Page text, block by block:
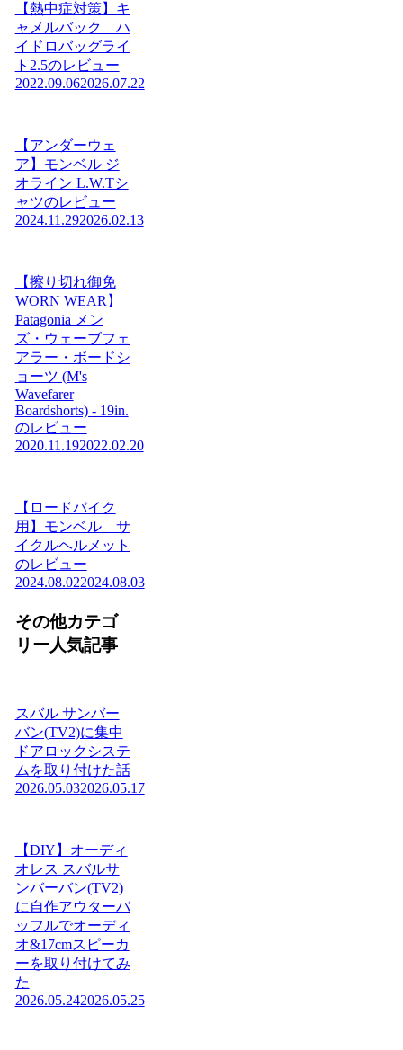
【熱中症対策】キ
ャメルバック ハ
イドロバッグライ
ト2.5のレビュー
2022.09.062026.07.22
【アンダーウェ
ア】モンベル ジ
オライン L.W.Tシ
ャツのレビュー
2024.11.292026.02.13
【擦り切れ御免
WORN WEAR】
Patagonia メン
ズ・ウェーブフェ
アラー・ボードシ
ョーツ (M's
Wavefarer
Boardshorts) - 19in.
のレビュー
2020.11.192022.02.20
【ロードバイク
用】モンベル サ
イクルヘルメット
のレビュー
2024.08.022024.08.03
その他カテゴ
リー人気記事
スバル サンバー
バン(TV2)に集中
ドアロックシステ
ムを取り付けた話
2026.05.032026.05.17
【DIY】オーディ
オレス スバルサ
ンバーバン(TV2)
に自作アウターバ
ッフルでオーディ
オ&17cmスピーカ
ーを取り付けてみ
た
2026.05.242026.05.25